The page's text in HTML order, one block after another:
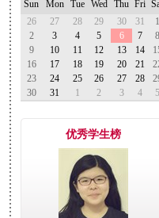
杨乔
吉林动画学院
第名
宁可欣
首都师范大学
第名
王闰琦
北京印刷学院
第名
徐星城
深圳大学
第名
查语晨
武汉理工大学
第名
张岱颐
中国传媒大学 第13名名
单莺
北京工业大学
第6名名
刘绮晗 湖北美术学院
第名
北京工业大学 第17名名
中央美术学院
鲁迅美术学院
中央美术学院
第393名名
北京化工大学
山东艺术学院
优秀学生榜